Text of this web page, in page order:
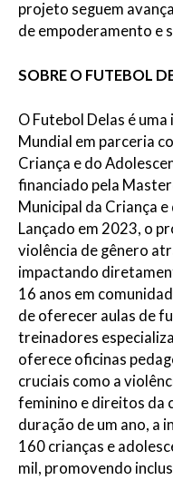
projeto seguem
de empoderamento e
SOBRE O FUTEBOL
O Futebol Delas é
Mundial em parceria
Criança e do
financiado pela
Municipal da Criança
Lançado em 2023, o
violência de gênero
impactando
16 anos em
de oferecer aulas de
treinadores
oferece oficinas
cruciais como a
feminino e direitos da
duração de um ano, a
160 crianças e
mil, promovendo